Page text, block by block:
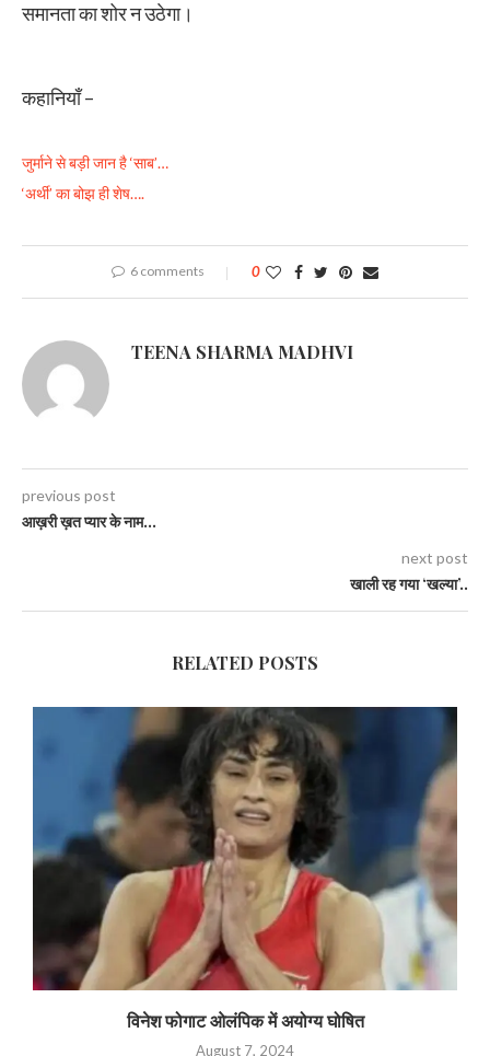
समानता का शोर न उठेगा।
कहानियाँ –
जुर्माने से बड़ी जान है ‘साब’…
‘अर्थी’ का बोझ ही शेष….
6 comments 0
TEENA SHARMA MADHVI
previous post
आख़री ख़त प्यार के नाम…
next post
खाली रह गया ‘खल्या’..
RELATED POSTS
विनेश फोगाट ओलंपिक में अयोग्य घोषित
August 7, 2024